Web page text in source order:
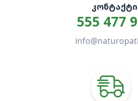
ᲙᲝᲜᲢᲐᲥᲢᲘ
555 477